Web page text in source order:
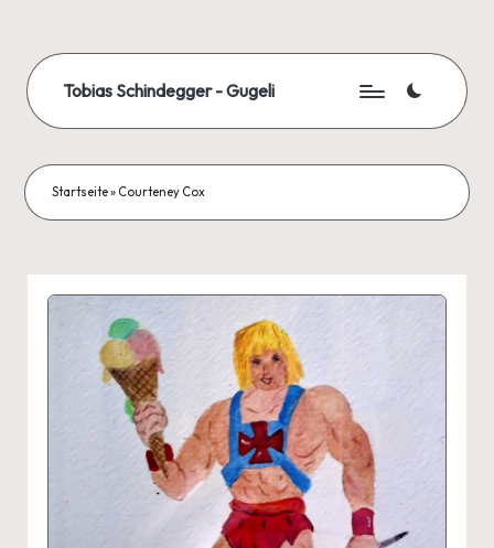
content
Tobias Schindegger - Gugeli
Startseite» Courteney Cox